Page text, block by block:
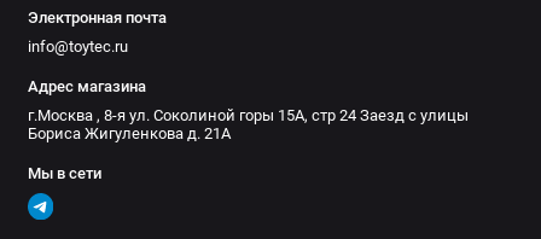
Электронная почта
info@toytec.ru
Адрес магазина
г.Москва , 8-я ул. Соколиной горы 15А, стр 24 Заезд с улицы
Бориса Жигуленкова д. 21А
Мы в сети